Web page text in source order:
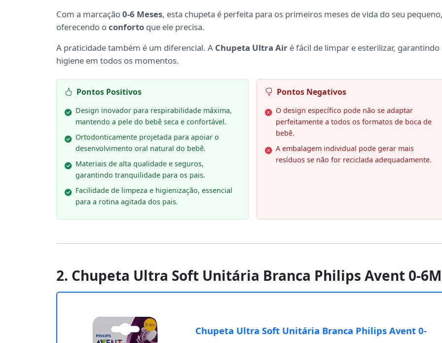
Com a marcação0-6 Meses, esta chupeta é perfeita para os primeiros meses de vida do seu pequeno,
oferecendo oconforto que ele precisa.
A praticidade também é um diferencial. A Chupeta Ultra Air é fácil de limpar e esterilizar, garantindo
higiene em todos os momentos.
Pontos Positivos
Design inovador para respirabilidade máxima,
mantendo a pele do bebê seca e confortável.
Ortodonticamente projetada para apoiar o
desenvolvimento oral natural do bebê.
Materiais de alta qualidade e seguros,
garantindo tranquilidade para os pais.
Facilidade de limpeza e higienização, essencial
para a rotina agitada dos pais.
Pontos Negativos
O design específico pode não se adaptar
perfeitamente a todos os formatos de boca de
bebê.
A embalagem individual pode gerar mais
resíduos se não for reciclada adequadamente.
2. Chupeta Ultra Soft Unitária Branca Philips Avent 0-6M
Chupeta Ultra Soft Unitária Branca Philips Avent 0-